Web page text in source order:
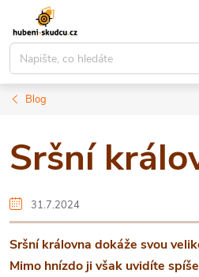
obsah
Blog
Sršní
31.7.2024
Sršní královna dokáže svou
Mimo hnízdo ji však uvidíte